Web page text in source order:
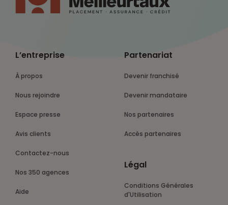
L’entreprise
À propos
Nous rejoindre
Espace presse
Avis clients
Contactez-nous
Nos 350 agences
Aide
Partenariat
Devenir franchisé
Devenir mandataire
Nos partenaires
Accès partenaires
Légal
Conditions Générales
d'Utilisation